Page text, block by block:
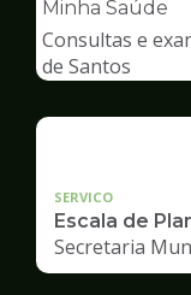
Minha Saúde
Consultas e
de Santos
SERVICO
Escala de
Secretaria